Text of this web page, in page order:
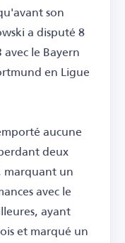
son
a disputé 8
le Bayern
en Ligue
aucune
deux
marquant un
avec le
ayant
et marqué un